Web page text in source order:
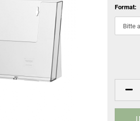
Format: